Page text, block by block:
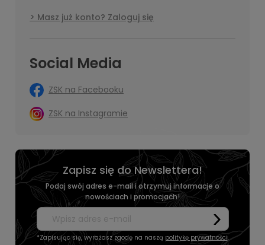
Masz już konto? Zaloguj się
Social Media
ZSK na Facebooku
ZSK na Instagramie
Zapisz się do Newslettera!
Podaj swój adres e-mail i otrzymuj informacje o
nowościach i promocjach!
*Zapisując się, wyrażasz zgodę na naszą politykę prywatności.